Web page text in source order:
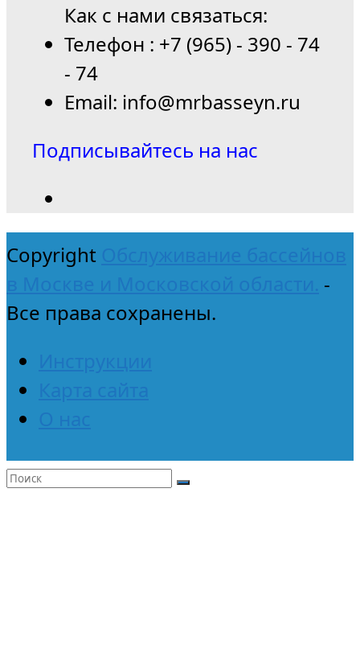
Как с нами связаться:
Телефон : +7 (965) - 390 - 74
- 74
Email: info@mrbasseyn.ru
Подписывайтесь на нас
Copyright Обслуживание бассейнов
в Москве и Московской области. -
Все права сохранены.
Инструкции
Карта сайта
О нас